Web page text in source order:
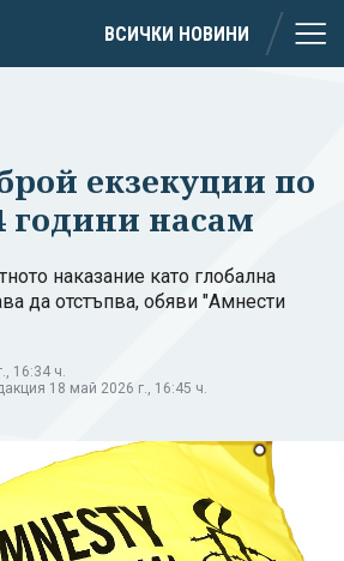
ВСИЧКИ НОВИНИ
екзекуции по
години насам
наказание като глобална
да отстъпва, обяви "Амнести
16:34 ч.
18 май 2026 г., 16:45 ч.